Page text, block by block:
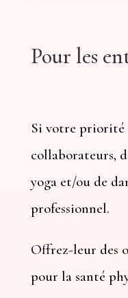
Pour les
Si votre priorité
collaborateurs,
yoga et/ou de
professionnel.
Offrez-leur des
pour la santé